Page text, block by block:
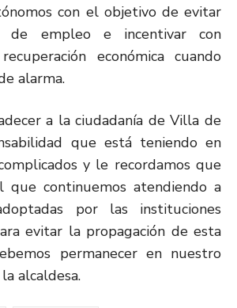
con el objetivo de evitar
de empleo e incentivar con
económica cuando
alarma.
a la ciudadanía de Villa de
que está teniendo en
y le recordamos que
que continuemos atendiendo a
por las instituciones
evitar la propagación de esta
permanecer en nuestro
la alcaldesa.